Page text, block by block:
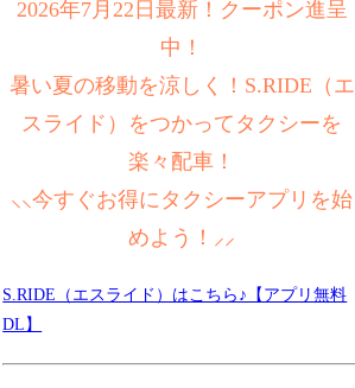
2026年7月22日最新！クーポン進呈
中！
暑い夏の移動を涼しく！S.RIDE（エ
スライド）をつかってタクシーを
楽々配車！
⸜⸜今すぐお得にタクシーアプリを始
めよう！⸝⸝
S.RIDE（エスライド）はこちら♪【アプリ無料
DL】